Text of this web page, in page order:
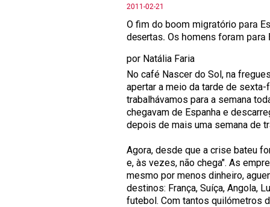
2011-02-21
O fim do boom migratório para
desertas. Os homens foram para
por Natália Faria
No café Nascer do Sol, na
apertar a meio da tarde de
trabalhávamos para a semana
chegavam de Espanha e
depois de mais uma semana de
Agora, desde que a crise bateu
e, às vezes, não chega". As
mesmo por menos dinheiro,
destinos: França, Suíça, Angola,
futebol. Com tantos quilómetros